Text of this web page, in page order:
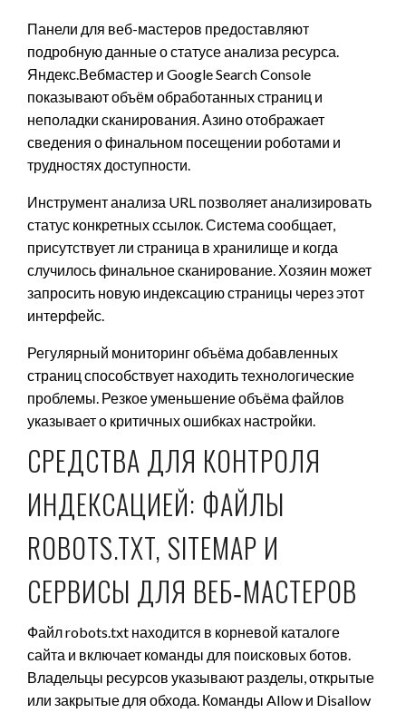
Панели для веб-мастеров предоставляют
подробную данные о статусе анализа ресурса.
Яндекс.Вебмастер и Google Search Console
показывают объём обработанных страниц и
неполадки сканирования. Азино отображает
сведения о финальном посещении роботами и
трудностях доступности.
Инструмент анализа URL позволяет анализировать
статус конкретных ссылок. Система сообщает,
присутствует ли страница в хранилище и когда
случилось финальное сканирование. Хозяин может
запросить новую индексацию страницы через этот
интерфейс.
Регулярный мониторинг объёма добавленных
страниц способствует находить технологические
проблемы. Резкое уменьшение объёма файлов
указывает о критичных ошибках настройки.
СРЕДСТВА ДЛЯ КОНТРОЛЯ
ИНДЕКСАЦИЕЙ: ФАЙЛЫ
ROBOTS.TXT, SITEMAP И
СЕРВИСЫ ДЛЯ ВЕБ‑МАСТЕРОВ
Файл robots.txt находится в корневой каталоге
сайта и включает команды для поисковых ботов.
Владельцы ресурсов указывают разделы, открытые
или закрытые для обхода. Команды Allow и Disallow